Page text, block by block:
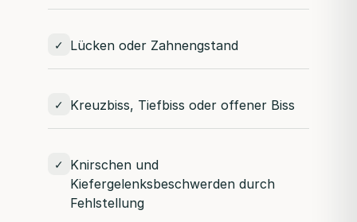
✓ Lücken oder Zahnengstand
✓ Kreuzbiss, Tiefbiss oder offener Biss
✓
Knirschen und
Kiefergelenksbeschwerden durch
Fehlstellung